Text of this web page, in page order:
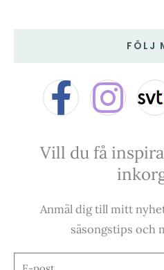
FÖLJ
F
a
c
e
b
I
n
s
t
a
Vill du få
Anmäl dig till mitt
säsongstips och
E-